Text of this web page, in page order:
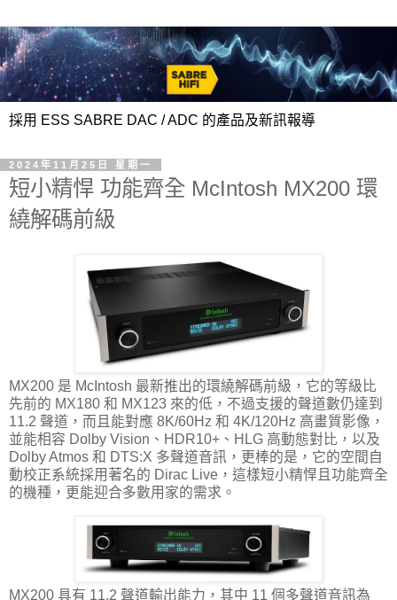
採用 ESS SABRE DAC / ADC 的產品及新訊報導
2024年11月25日 星期一
短小精悍 功能齊全 McIntosh MX200 環
繞解碼前級
MX200 是 McIntosh 最新推出的環繞解碼前級，它的等級比
先前的 MX180 和 MX123 來的低，不過支援的聲道數仍達到
11.2 聲道，而且能對應 8K/60Hz 和 4K/120Hz 高畫質影像，
並能相容 Dolby Vision、HDR10+、HLG 高動態對比，以及
Dolby Atmos 和 DTS:X 多聲道音訊，更棒的是，它的空間自
動校正系統採用著名的 Dirac Live，這樣短小精悍且功能齊全
的機種，更能迎合多數用家的需求。
MX200 具有 11.2 聲道輸出能力，其中 11 個多聲道音訊為